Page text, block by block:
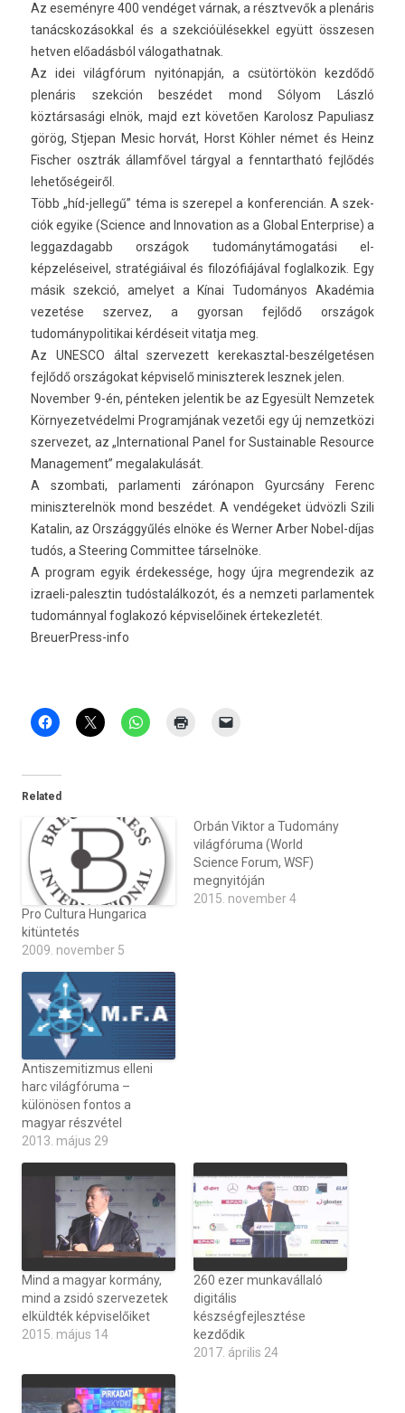
Az eseményre 400 vendéget várnak, a résztvevők a plenáris
tanácskozásokk­al és a szek­cióülések­kel együtt összes­en
hetv­en előadásból válogat­hatnak.
Az idei világfórum nyitónapján, a csütörtökön kezdődő
plenáris szek­ción beszédet mond Sólyom László
köztársasági elnök, majd ezt követően Karolosz Papuliasz
görög, Stjepan Mesic horvát, Horst Köhler német és Heinz
Fisch­er osztrák államfővel tárgyal a fenntartható fejlődés
lehetőségeiről.
Több „híd-jellegű” téma is szerepel a kon­feren­cián. A szek­
ciók egyike (Sci­ence and In­nova­tion as a Glob­al En­terpr­ise) a
leg­gazdagabb országok tudománytámogatási el­
képzeléseivel, stratégiáival és filozófiájával fog­lalkozik. Egy
másik szek­ció, amelyet a Kínai Tudományos Akadémia
vezetése szer­vez, a gyor­san fejlődő országok
tudománypolitikai kérdéseit vitat­ja meg.
Az UN­ES­CO által szer­vezett kerekasztal-beszélgetésen
fejlődő országokat kép­viselő miniszterek lesznek jelen.
Novemb­er 9-én, pén­tek­en jelen­tik be az Egyesült Nem­zetek
Kör­nyezet­védel­mi Pro­gram­jának vezetői egy új nem­zetközi
szer­vezet, az „In­ter­nation­al Panel for Sus­tain­able Re­sour­ce
Man­age­ment” megalakulását.
A szom­bati, par­lamen­ti zárónapon Gyurcsány Ferenc
miniszterel­nök mond beszédet. A vendégeket üdvözli Szili
Katalin, az Országgyűlés elnöke és Wern­er Arber Nobel-díjas
tudós, a Steer­ing Com­mit­tee társelnöke.
A pro­gram egyik érdekes­sége, hogy újra meg­rendezik az
izraeli-palesztin tudóstalálkozót, és a nem­zeti par­lamen­tek
tudománnyal fog­lakozó kép­viselőinek értekez­letét.
BreuerPress-info
Related
Pro Cultura Hungarica
kitüntetés
2009. november 5
Orbán Viktor a Tudomány
világfóruma (World
Science Forum, WSF)
megnyitóján
2015. november 4
Antiszemitizmus elleni
harc világfóruma –
különösen fontos a
magyar részvétel
2013. május 29
Mind a magyar kormány,
mind a zsidó szervezetek
elküldték képviselőiket
2015. május 14
260 ezer munkavállaló
digitális
készségfejlesztése
kezdődik
2017. április 24